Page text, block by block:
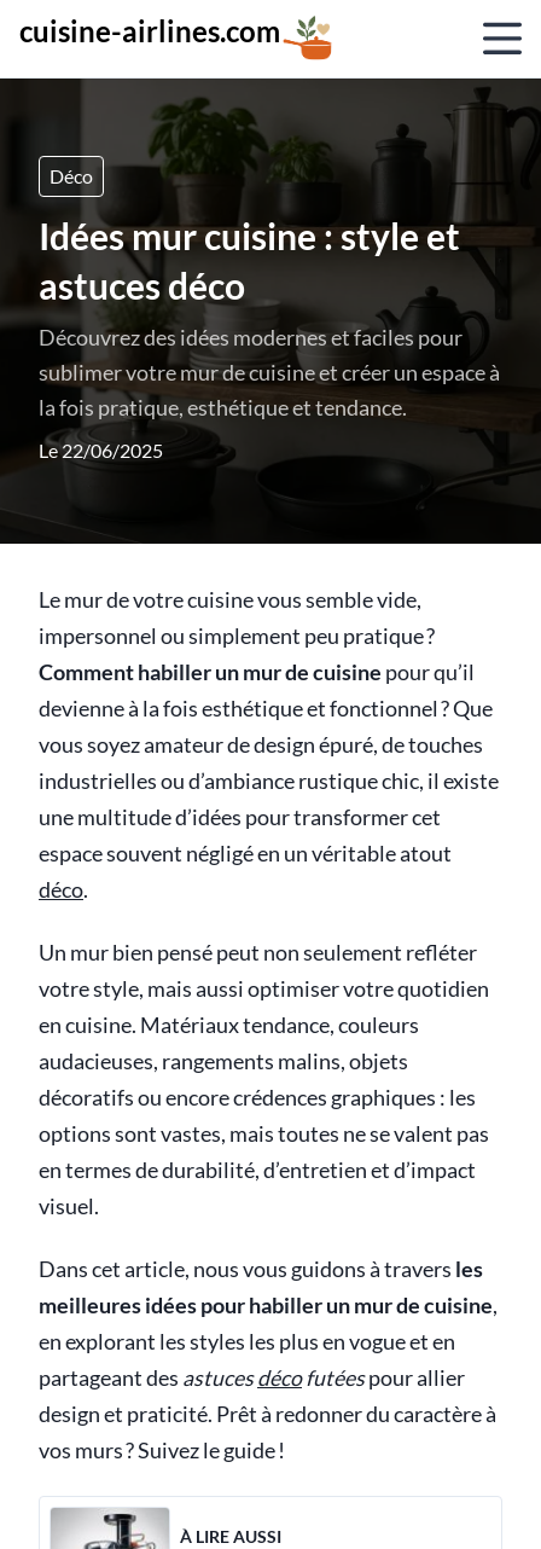
cuisine-airlines.com
Déco
Idées mur cuisine : style et
astuces déco
Découvrez des idées modernes et faciles pour
sublimer votre mur de cuisine et créer un espace à
la fois pratique, esthétique et tendance.
Le 22/06/2025
Le mur de votre cuisine vous semble vide,
impersonnel ou simplement peu pratique ?
Comment habiller un mur de cuisine pour qu’il
devienne à la fois esthétique et fonctionnel ? Que
vous soyez amateur de design épuré, de touches
industrielles ou d’ambiance rustique chic, il existe
une multitude d’idées pour transformer cet
espace souvent négligé en un véritable atout
déco.
Un mur bien pensé peut non seulement refléter
votre style, mais aussi optimiser votre quotidien
en cuisine. Matériaux tendance, couleurs
audacieuses, rangements malins, objets
décoratifs ou encore crédences graphiques : les
options sont vastes, mais toutes ne se valent pas
en termes de durabilité, d’entretien et d’impact
visuel.
Dans cet article, nous vous guidons à travers les
meilleures idées pour habiller un mur de cuisine,
en explorant les styles les plus en vogue et en
partageant des astucesdécofutéespour allier
design et praticité. Prêt à redonner du caractère à
vos murs ? Suivez le guide !
À LIRE AUSSI